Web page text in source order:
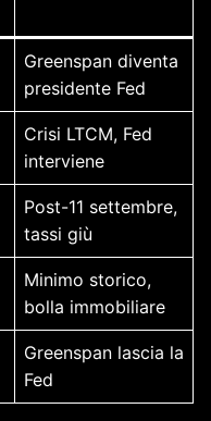
Greenspan diventa
presidente Fed
Crisi LTCM, Fed
interviene
Post-11 settembre,
tassi giù
Minimo storico,
bolla immobiliare
Greenspan lascia la
Fed